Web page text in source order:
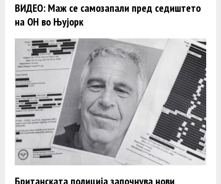
ВИДЕО: Маж се самозапали пред седиштето
на ОН во Њујорк